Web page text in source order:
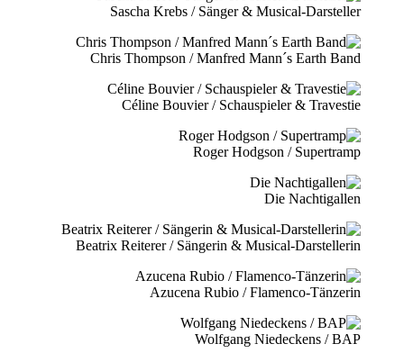
Sascha Krebs / Sänger & Musical-Darsteller
Chris Thompson / Manfred Mann´s Earth Band
Céline Bouvier / Schauspieler & Travestie
Roger Hodgson / Supertramp
Die Nachtigallen
Beatrix Reiterer / Sängerin & Musical-Darstellerin
Azucena Rubio / Flamenco-Tänzerin
Wolfgang Niedeckens / BAP